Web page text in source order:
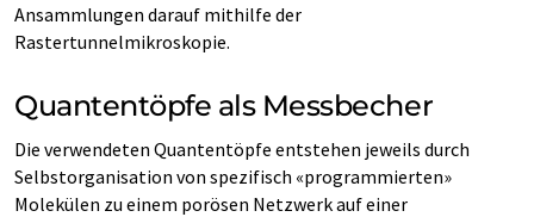
Ansammlungen darauf mithilfe der
Rastertunnelmikroskopie.
Quantentöpfe als Messbecher
Die verwendeten Quantentöpfe entstehen jeweils durch
Selbstorganisation von spezifisch «programmierten»
Molekülen zu einem porösen Netzwerk auf einer